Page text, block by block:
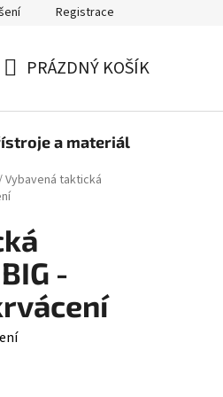
Registrace
KOŠÍK
PRÁZDNÝ KOŠÍK
a materiál
Vybavená taktická
-